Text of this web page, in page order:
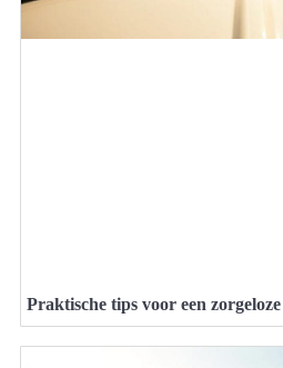
Praktische tips voor een